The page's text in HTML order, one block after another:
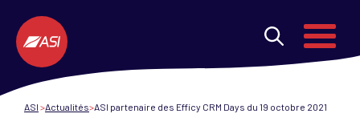
Menu
ASI Actualités ASI partenaire des Efficy CRM Days du 19 octobre 2021